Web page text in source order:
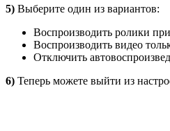
5) Выберите один из вариантов:
Воспроизводить ролики
Воспроизводить видео
Отключить
6) Теперь можете выйти из